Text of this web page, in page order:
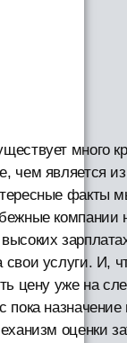
много
чем является
факты
компании
услуги. И,
цену уже на
оценки